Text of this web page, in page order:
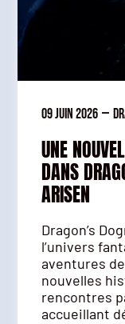
09 juin 2026 —
UNE
DANS
ARISEN
Dragon’s
l’univers
aventures de
nouvelles
rencontres
accueillant